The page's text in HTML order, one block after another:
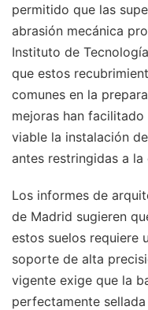
permitido que las
abrasión mecánica
Instituto de
que estos
comunes en la
mejoras han
viable la instalación
antes restringidas a
Los informes de
de Madrid sugieren
estos suelos requiere
soporte de alta
vigente exige que la
perfectamente